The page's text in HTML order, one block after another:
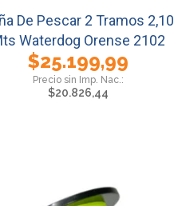
De Pescar 2 Tramos 2,10
Waterdog Orense 2102
$25.199,99
$20.826,44